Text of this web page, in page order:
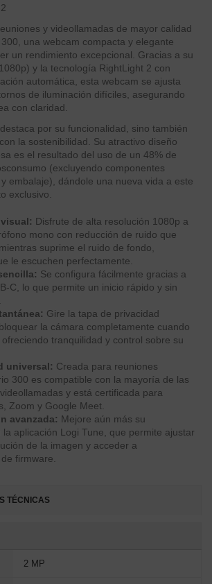
y videollamadas de mayor calidad
una webcam compacta y elegante
un rendimiento excepcional. Gracias a su
y la tecnología RightLight 2 con
automática, esta webcam se ajusta
de iluminación difíciles, asegurando
con claridad.
por su funcionalidad, sino también
la sostenibilidad. Su atractivo diseño
es el resultado del uso de un 48% de
(excluyendo componentes
embalaje), dándole una nueva vida a este
exclusivo.
Disfrute de alta resolución 1080p a
mono con reducción de ruido que
suprime el ruido de fondo,
le escuchen perfectamente.
Se configura fácilmente gracias a
C, lo que permite un inicio rápido y sin
Gire la tapa de privacidad
la cámara completamente cuando
tranquilidad y control sobre su
universal: Creada para reuniones
300 es compatible con la mayoría de las
y está certificada para
Zoom y Google Meet.
avanzada: Mejore aún más su
la aplicación Logi Tune, que permite ajustar
de la imagen y acceder a
firmware.
TÉCNICAS
2 MP